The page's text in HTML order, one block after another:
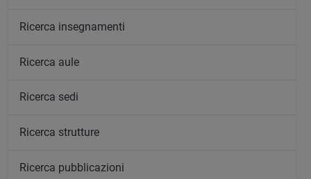
Ricerca insegnamenti
Ricerca aule
Ricerca sedi
Ricerca strutture
Ricerca pubblicazioni